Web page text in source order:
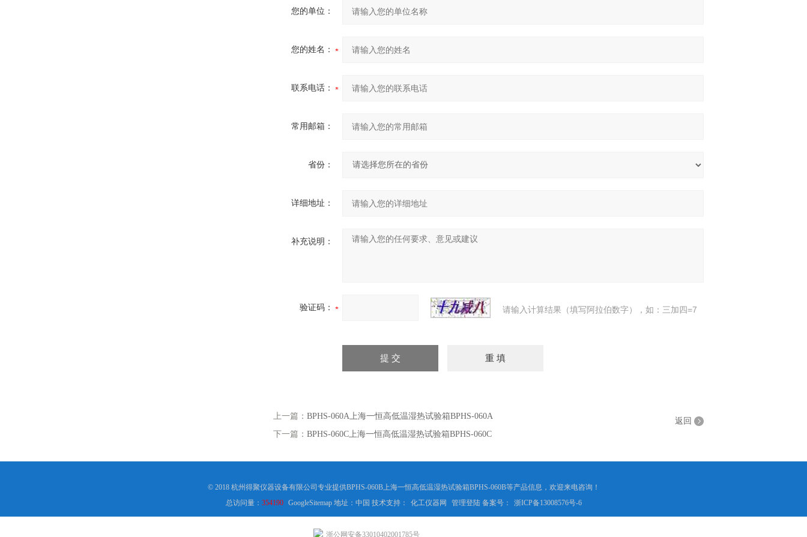
您的单位：
您的姓名：
联系电话：
常用邮箱：
省份：
详细地址：
补充说明：
验证码： 请输入计算结果（填写阿拉伯数字），如：三加四=7
上一篇： BPHS-060A上海一恒高低温湿热试验箱BPHS-060A
下一篇： BPHS-060C上海一恒高低温湿热试验箱BPHS-060C
返回
© 2018 杭州得聚仪器设备有限公司专业提供BPHS-060B上海一恒高低温湿热试验箱BPHS-060B等产品信息，欢迎来电咨询！
总访问量： 354190 GoogleSitemap 地址：中国 技术支持： 化工仪器网 管理登陆备案号： 浙ICP备13008576号-6
浙公网安备33010402001785号